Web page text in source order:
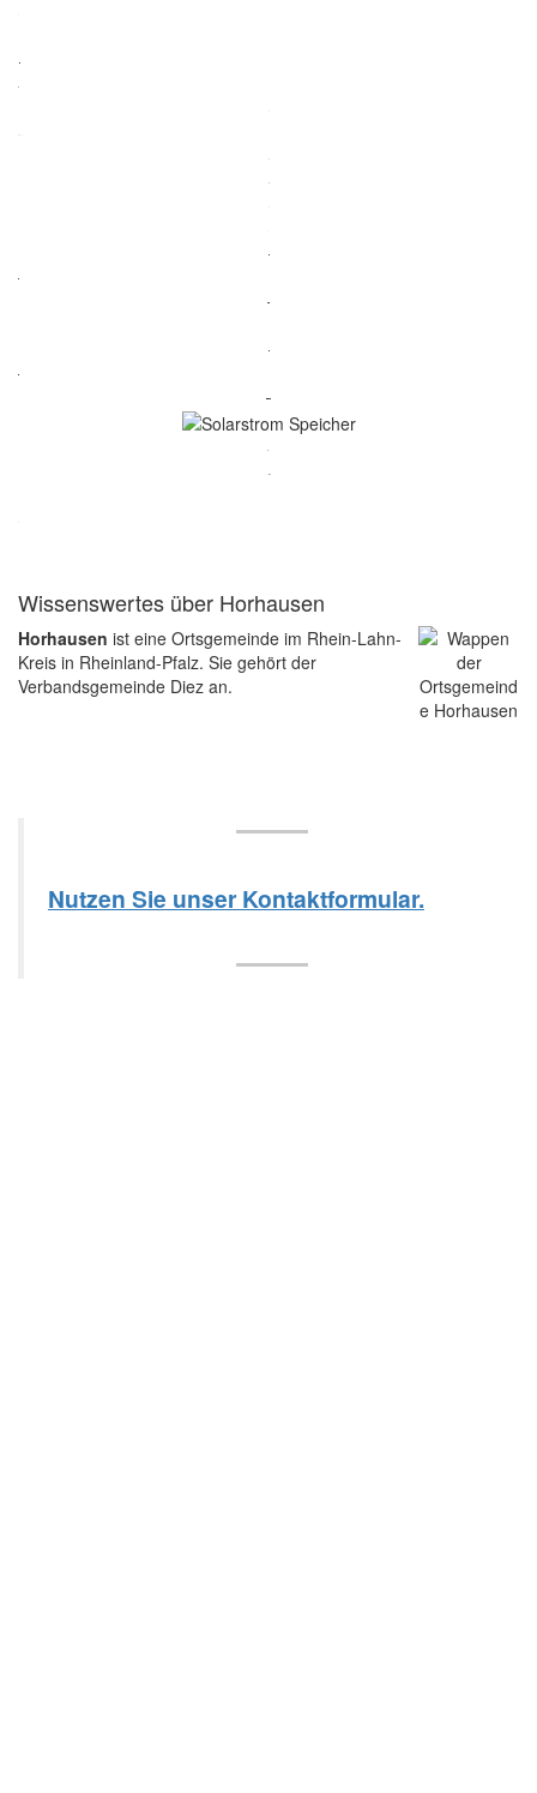
Wissenswertes über Horhausen
Horhausen ist eine Ortsgemeinde im Rhein-Lahn-
Kreis in Rheinland-Pfalz. Sie gehört der
Verbandsgemeinde Diez an.
Nutzen Sie unser Kontaktformular.